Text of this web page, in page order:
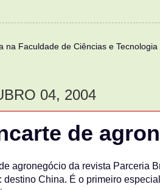
na Faculdade de Ciências e
04, 2004
de
agronegócio da revista Parceria
China. É o primeiro